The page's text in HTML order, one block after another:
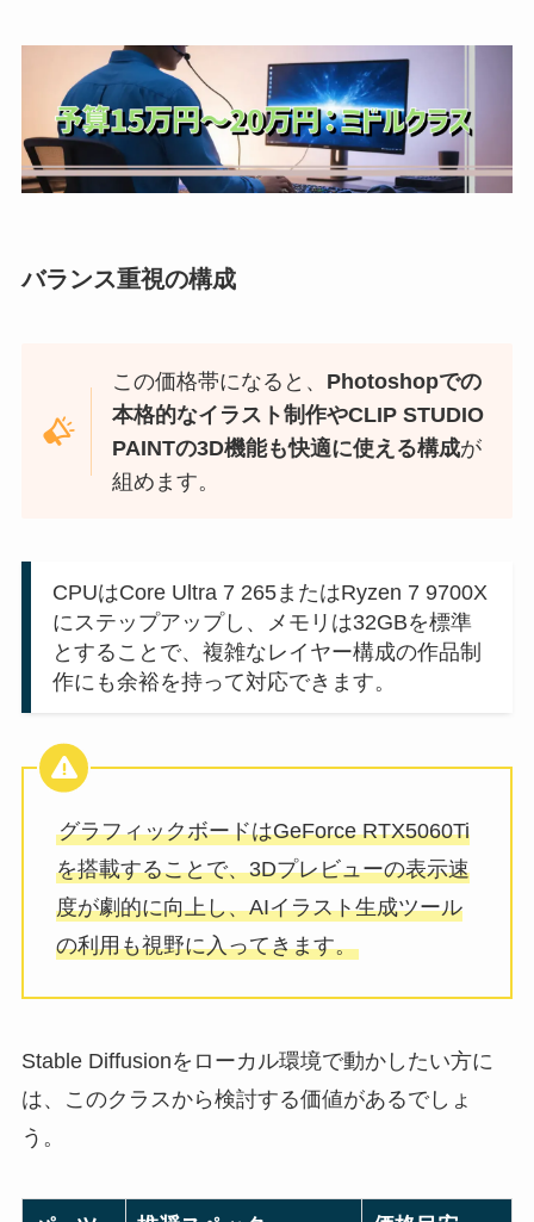
バランス重視の構成
この価格帯になると、 Photoshopでの
本格的なイラスト制作やCLIP STUDIO
PAINTの3D機能も快適に使える構成が
組めます。
CPUはCore Ultra 7 265またはRyzen 7 9700X
にステップアップし、メモリは32GBを標準
とすることで、複雑なレイヤー構成の作品制
作にも余裕を持って対応できます。
グラフィックボードはGeForce RTX5060Ti
を搭載することで、3Dプレビューの表示速
度が劇的に向上し、AIイラスト生成ツール
の利用も視野に入ってきます。
Stable Diffusionをローカル環境で動かしたい方に
は、このクラスから検討する価値があるでしょ
う。